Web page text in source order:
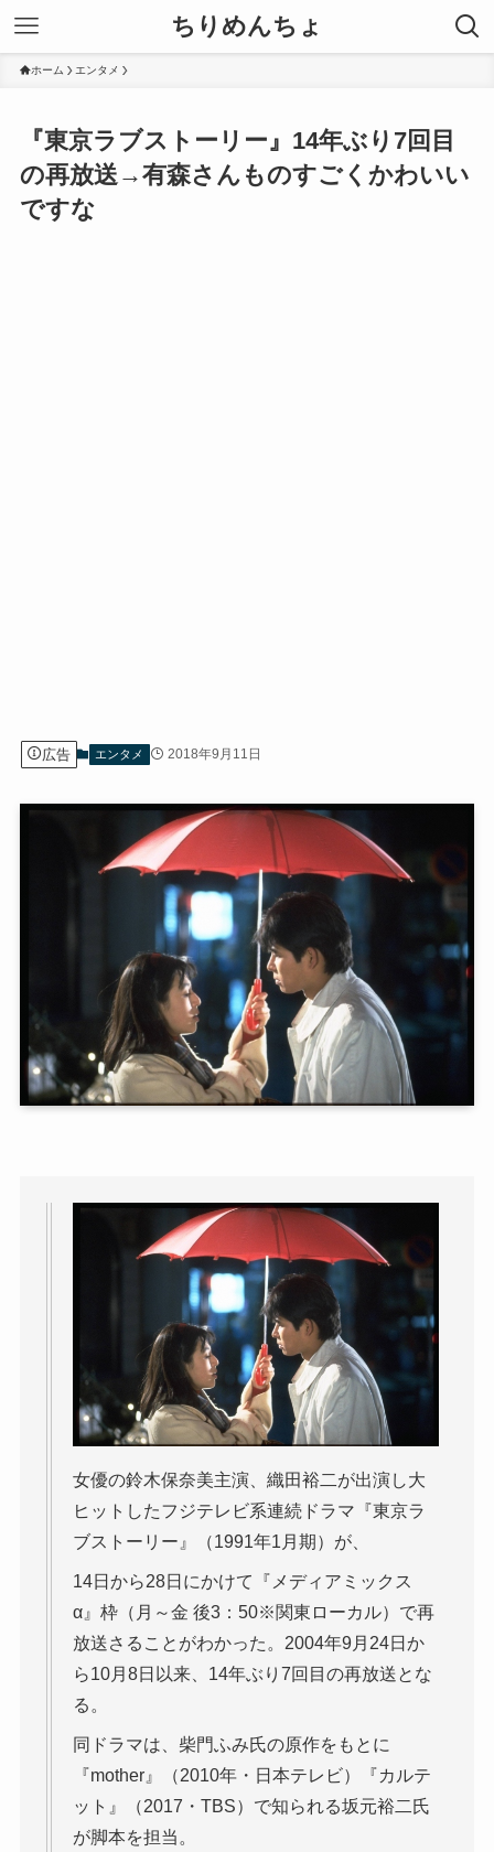
ちりめんちょ
ホーム エンタメ
『東京ラブストーリー』14年ぶり7回目
の再放送→有森さんものすごくかわいい
ですな
広告 エンタメ 2018年9月11日
女優の鈴木保奈美主演、織田裕二が出演し大
ヒットしたフジテレビ系連続ドラマ『東京ラ
ブストーリー』（1991年1月期）が、
14日から28日にかけて『メディアミックス
α』枠（月～金 後3：50※関東ローカル）で再
放送さることがわかった。2004年9月24日か
ら10月8日以来、14年ぶり7回目の再放送とな
る。
同ドラマは、柴門ふみ氏の原作をもとに
『mother』（2010年・日本テレビ）『カルテ
ット』（2017・TBS）で知られる坂元裕二氏
が脚本を担当。